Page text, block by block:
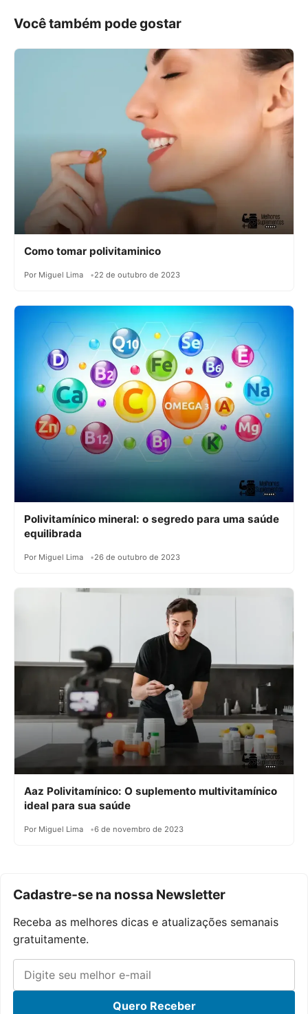
Você também pode gostar
Como tomar polivitaminico
Por Miguel Lima 22 de outubro de 2023
Polivitamínico mineral: o segredo para uma saúde
equilibrada
Por Miguel Lima 26 de outubro de 2023
Aaz Polivitamínico: O suplemento multivitamínico
ideal para sua saúde
Por Miguel Lima 6 de novembro de 2023
Cadastre-se na nossa Newsletter
Receba as melhores dicas e atualizações semanais
gratuitamente.
Quero Receber